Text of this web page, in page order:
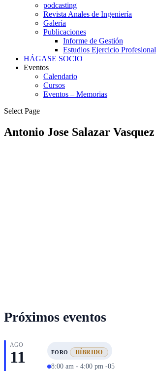
podcasting
Revista Anales de Ingeniería
Galería
Publicaciones
Informe de Gestión
Estudios Ejercicio Profesional
HÁGASE SOCIO
Eventos
Calendario
Cursos
Eventos – Memorias
Select Page
Antonio Jose Salazar Vasquez
Próximos eventos
AGO
11 FORO HÍBRIDO
8:00 am - 4:00 pm -05